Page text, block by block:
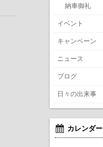
納車御礼
イベント
キャンペーン
ニュース
ブログ
日々の出来事
カレンダー